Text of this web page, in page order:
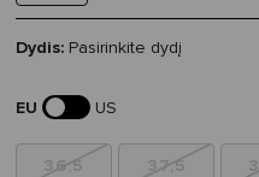
Dydis: Pasirinkite dydį
EU
US
36,5 37,5